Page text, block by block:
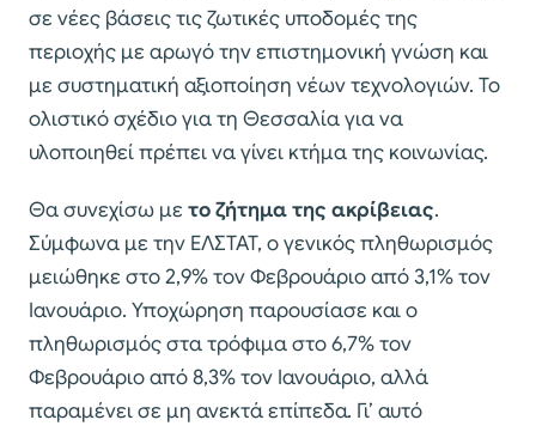
σε νέες βάσεις τις ζωτικές υποδομές της
περιοχής με αρωγό την επιστημονική γνώση και
με συστηματική αξιοποίηση νέων τεχνολογιών. Το
ολιστικό σχέδιο για τη Θεσσαλία για να
υλοποιηθεί πρέπει να γίνει κτήμα της κοινωνίας.
Θα συνεχίσω με το ζήτημα της ακρίβειας.
Σύμφωνα με την ΕΛΣΤΑΤ, ο γενικός πληθωρισμός
μειώθηκε στο 2,9% τον Φεβρουάριο από 3,1% τον
Ιανουάριο. Υποχώρηση παρουσίασε και ο
πληθωρισμός στα τρόφιμα στο 6,7% τον
Φεβρουάριο από 8,3% τον Ιανουάριο, αλλά
παραμένει σε μη ανεκτά επίπεδα. Γι’ αυτό